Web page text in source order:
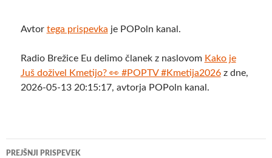
Avtor tega prispevka je POPoln kanal.
Radio Brežice Eu delimo članek z naslovom Kako je
Juš doživel Kmetijo? 👀 #POPTV #Kmetija2026z dne,
2026-05-13 20:15:17, avtorja POPoln kanal.
Krmarjenje
PREJŠNJI PRISPEVEK